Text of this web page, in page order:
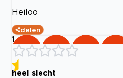
Heiloo
delen
1
heel slecht